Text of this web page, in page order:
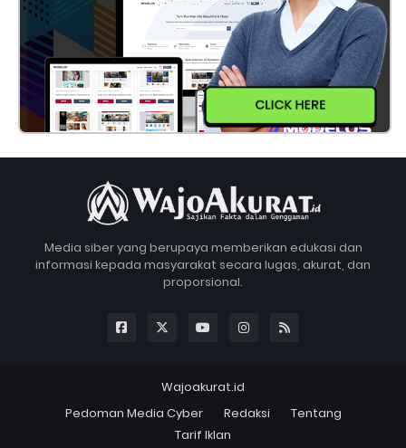
CLICK HERE
Media siber yang berupaya memberikan edukasi dan
informasi kepada masyarakat secara lugas, akurat, dan
proporsional.
Wajoakurat.id
Pedoman Media Cyber
Redaksi
Tentang
Tarif Iklan